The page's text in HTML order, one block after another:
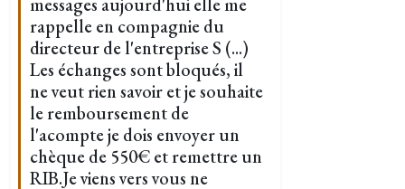
rappelle en compagnie du
directeur de l'entreprise S (...)
Les échanges sont bloqués, il
ne veut rien savoir et je souhaite
le remboursement de
l'acompte je dois envoyer un
chèque de 550€ et remettre un
RIB.Je viens vers vous ne